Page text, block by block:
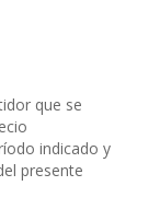
que se
indicado y
presente